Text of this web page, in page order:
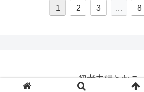
1 2 3 … 8
初老夫婦とねこ